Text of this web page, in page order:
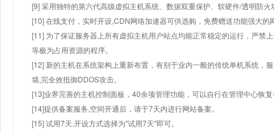
[9] 采用独特的第六代高级虚拟主机系统、数据双重保护、软硬件/透明防火
[10] 在线支付，实时开设,CDN网络加速器可供选购，免费赠送功能强大
[11] 为了保证服务器上所有虚拟主机用户站点均能正常稳定的运行，严禁
等极为占用资源的程序。
[12] 新的主机在系统架构上重新布置，有别于业内一般的传统单机系统，
墙,完全效抵御DDOS攻击。
[13]业界完善的主机控制面板，40余项管理功能，可以自行在管理中心恢
[14]提供备案服务,空间开通后，请于7天内进行网站备案。
[15] 试用7天.开设方式选择为"试用7天"即可。